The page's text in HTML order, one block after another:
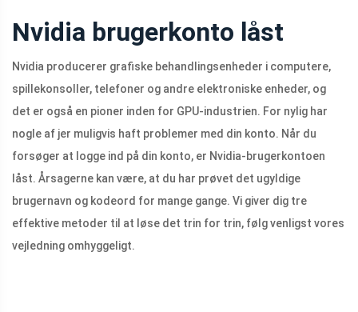
Nvidia brugerkonto låst
Nvidia producerer grafiske behandlingsenheder i computere,
spillekonsoller, telefoner og andre elektroniske enheder, og
det er også en pioner inden for GPU-industrien. For nylig har
nogle af jer muligvis haft problemer med din konto. Når du
forsøger at logge ind på din konto, er Nvidia-brugerkontoen
låst. Årsagerne kan være, at du har prøvet det ugyldige
brugernavn og kodeord for mange gange. Vi giver dig tre
effektive metoder til at løse det trin for trin, følg venligst vores
vejledning omhyggeligt.